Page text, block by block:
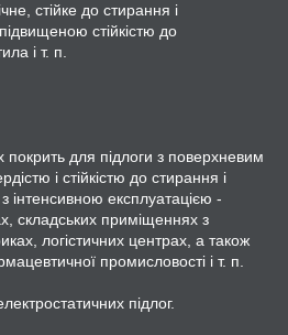
стійке до стирання і
стійкістю до
і т. п.
для підлоги з поверхневим
і стійкістю до стирання і
інтенсивною експлуатацією -
складських приміщеннях з
логістичних центрах, а також
промисловості і т. п.
підлог.